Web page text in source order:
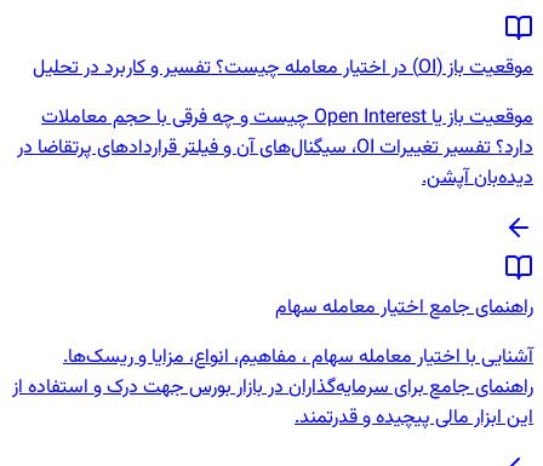
موقعیت باز (OI) در اختیار معامله چیست؟ تفسیر و کاربرد در تحلیل
موقعیت باز یا Open Interest چیست و چه فرقی با حجم معاملات
دارد؟ تفسیر تغییرات OI، سیگنال‌های آن و فیلتر قراردادهای پرتقاضا در
دیده‌بان آپشن.
راهنمای جامع اختیار معامله سهام
آشنایی با اختیار معامله سهام ، مفاهیم، انواع، مزایا و ریسک‌ها.
راهنمای جامع برای سرمایه‌گذاران در بازار بورس جهت درک و استفاده از
این ابزار مالی پیچیده و قدرتمند.